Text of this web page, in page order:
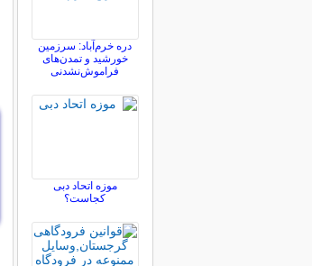
دره خرم‌آباد: سرزمین
خورشید و تمدن‌های
فراموش‌نشدنی
موزه اتحاد دبی
کجاست؟